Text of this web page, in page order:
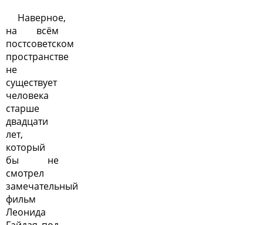
Наверное,
на всём
постсоветском
пространстве
не
существует
человека
старше
двадцати
лет,
который
бы не
смотрел
замечательный
фильм
Леонида